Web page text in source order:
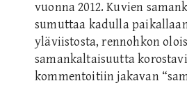
vuonna 2012. Kuvien
sumuttaa kadulla
yläviistosta, rennohkon
samankaltaisuutta
kommentoitiin jakavan